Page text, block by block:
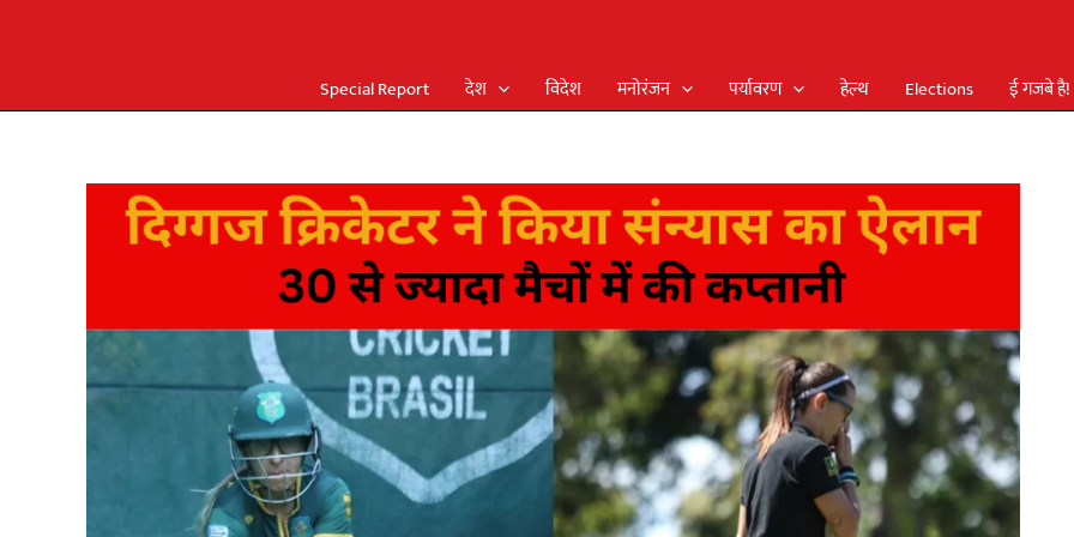
Special Report देश विदेश मनोरंजन पर्यावरण हेल्थ Elections ई गजबे है!